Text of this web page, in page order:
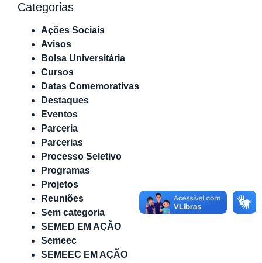
Categorias
Ações Sociais
Avisos
Bolsa Universitária
Cursos
Datas Comemorativas
Destaques
Eventos
Parceria
Parcerias
Processo Seletivo
Programas
Projetos
Reuniões
Sem categoria
SEMED EM AÇÃO
Semeec
SEMEEC EM AÇÃO